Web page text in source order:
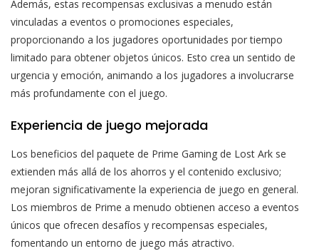
Además, estas recompensas exclusivas a menudo están
vinculadas a eventos o promociones especiales,
proporcionando a los jugadores oportunidades por tiempo
limitado para obtener objetos únicos. Esto crea un sentido de
urgencia y emoción, animando a los jugadores a involucrarse
más profundamente con el juego.
Experiencia de juego mejorada
Los beneficios del paquete de Prime Gaming de Lost Ark se
extienden más allá de los ahorros y el contenido exclusivo;
mejoran significativamente la experiencia de juego en general.
Los miembros de Prime a menudo obtienen acceso a eventos
únicos que ofrecen desafíos y recompensas especiales,
fomentando un entorno de juego más atractivo.